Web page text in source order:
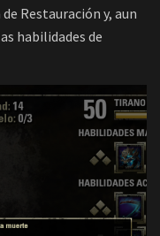
Restauración y, aun
habilidades de